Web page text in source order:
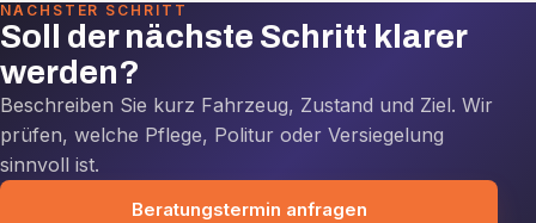
NÄCHSTER SCHRITT
Soll der nächste Schritt klarer
werden?
Beschreiben Sie kurz Fahrzeug, Zustand und Ziel. Wir
prüfen, welche Pflege, Politur oder Versiegelung
sinnvoll ist.
Beratungstermin anfragen